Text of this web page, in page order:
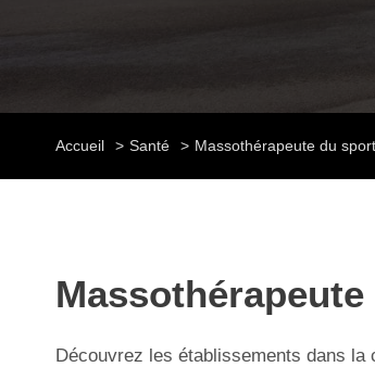
Accueil Santé Massothérapeute du sport
Découvrez les établissements dans